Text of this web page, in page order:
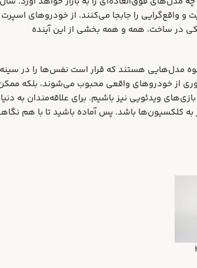
واقع‌گرایی را جابجا می‌کنند. از خودروهای اسپرت
در ساخت، همه و همه بخشی از این آینده
مدل‌هایی هستند که قرار است نفس‌ها را در سینه
از خودروهای واقعی محبوب می‌شوند، بلکه
ویدئویی نیز باشیم. برای علاقه‌مندان به
به کلکسیون‌ها باشد. پس آماده باشید تا با هم